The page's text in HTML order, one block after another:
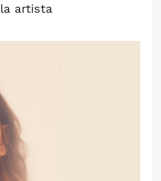
artista